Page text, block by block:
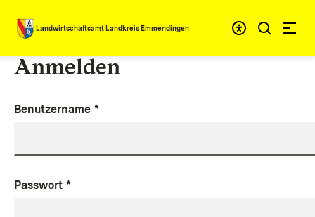
Zum Inhalt springen
Landwirtschaftsamt Landkreis Emmendingen
Anmelden
Benutzername *
Passwort *